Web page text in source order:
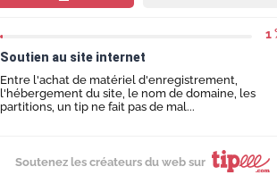
1
Soutien au site internet
Entre l'achat de matériel d'enregistrement,
l'hébergement du site, le nom de domaine, les
partitions, un tip ne fait pas de mal...
Soutenez les créateurs du web sur